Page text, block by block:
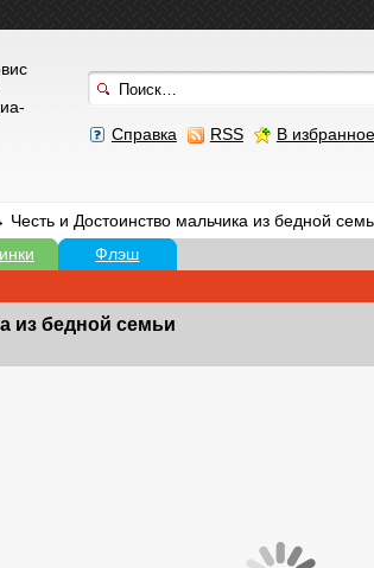
Справка RSS В избранное
Честь и Достоинство мальчика из бедной
Флэш
из бедной семьи